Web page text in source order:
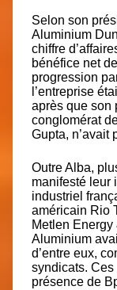
Selon son
Aluminium
chiffre
bénéfice net
progression
l’entreprise
après que son
conglomérat
Gupta, n’avait
Outre Alba,
manifesté leur
industriel
américain Rio
Metlen Energy
Aluminium
d’entre eux,
syndicats. Ces
présence de